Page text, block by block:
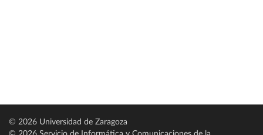
© 2026 Universidad de Zaragoza